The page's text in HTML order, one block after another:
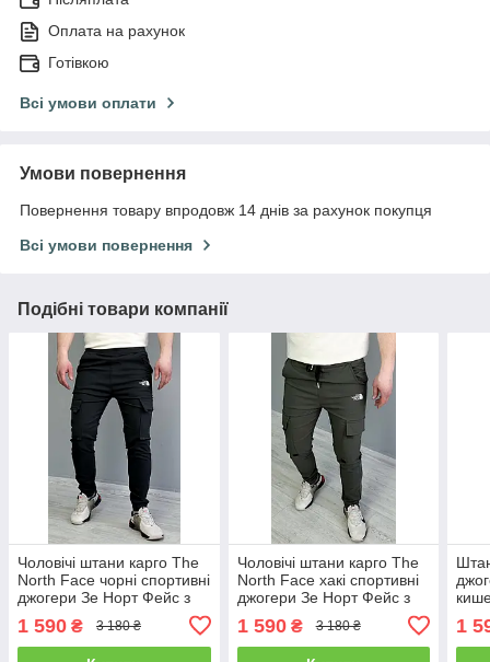
Оплата на рахунок
Готівкою
Всі умови оплати
Умови повернення
Повернення товару впродовж 14 днів за рахунок покупця
Всі умови повернення
Подібні товари компанії
Чоловічі штани карго The
North Face чорні спортивні
джогери Зе Норт Фейс з
1 590 ₴ 3 180 ₴
Чоловічі штани карго The
North Face хакі спортивні
джогери Зе Норт Фейс з
1 590₴ 3 180 ₴ 1